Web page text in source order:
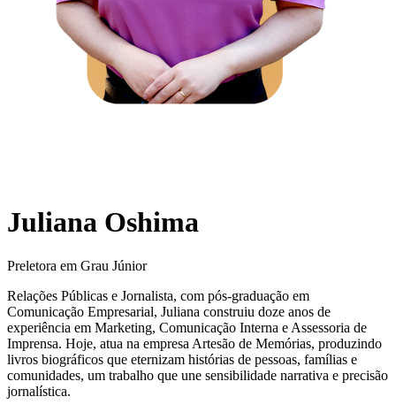
Juliana Oshima
Preletora em Grau Júnior
Relações Públicas e Jornalista, com pós-graduação em
Comunicação Empresarial, Juliana construiu doze anos de
experiência em Marketing, Comunicação Interna e Assessoria de
Imprensa. Hoje, atua na empresa Artesão de Memórias, produzindo
livros biográficos que eternizam histórias de pessoas, famílias e
comunidades, um trabalho que une sensibilidade narrativa e precisão
jornalística.